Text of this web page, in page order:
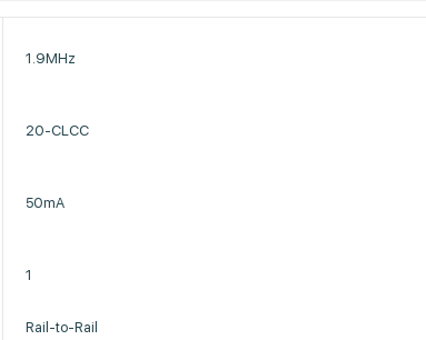
1.9MHz
20-CLCC
50mA
1
Rail-to-Rail